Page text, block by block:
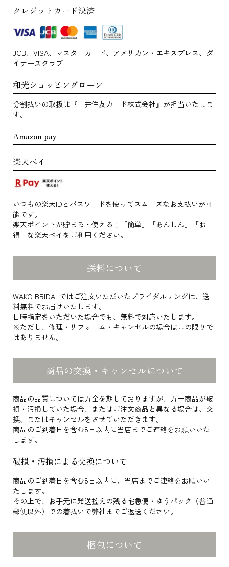
クレジットカード決済
JCB、VISA、マスターカード、アメリカン・エキスプレス、ダ
イナースクラブ
和光ショッピングローン
分割払いの取扱は『三井住友カード株式会社』が担当いたしま
す。
Amazon pay
楽天ペイ
いつもの楽天IDとパスワードを使ってスムーズなお支払いが可
能です。
楽天ポイントが貯まる・使える！「簡単」「あんしん」「お
得」な楽天ペイをご利用ください。
送料について
WAKO BRIDALではご注文いただいたブライダルリングは、送
料無料でお届けいたします。
日時指定をいただいた場合でも、無料で対応いたします。
※ただし、修理・リフォーム・キャンセルの場合はこの限りで
はありません。
商品の交換・キャンセルについて
商品の品質については万全を期しておりますが、万一商品が破
損・汚損していた場合、またはご注文商品と異なる場合は、交
換、またはキャンセルをさせていただきます。
商品のご到着日を含む8日以内に当店までご連絡をお願いいた
します。
破損・汚損による交換について
商品のご到着日を含む8日以内に、当店までご連絡をお願いい
たします。
その上で、お手元に発送控えの残る宅急便・ゆうパック（普通
郵便以外）での着払いで弊社までご返送ください。
梱包について